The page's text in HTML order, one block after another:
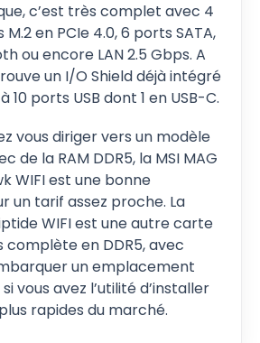
c’est très complet avec 4
en PCIe 4.0, 6 ports SATA,
ou encore LAN 2.5 Gbps. A
un I/O Shield déjà intégré
10 ports USB dont 1 en USB-C.
vous diriger vers un modèle
de la RAM DDR5, la MSI MAG
WIFI est une bonne
un tarif assez proche. La
WIFI est une autre carte
complète en DDR5, avec
un emplacement
si vous avez l’utilité d’installer
rapides du marché.